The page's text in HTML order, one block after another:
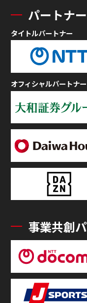
パートナー
タイトルパートナー
オフィシャルパートナー
事業共創